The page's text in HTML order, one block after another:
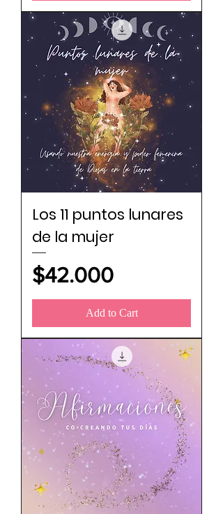
Los 11 puntos lunares
de la mujer
Price
$42.000
Add to Cart